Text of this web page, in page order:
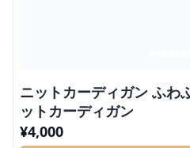
ニットカーディガン ふわ
ットカーディガン
¥4,000